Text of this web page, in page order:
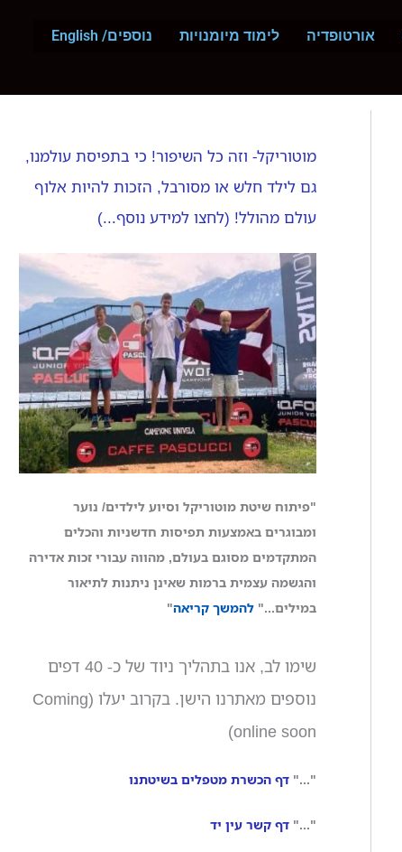
אורטופדיה לימוד מיומנויות נוספים/ English
מוטוריקל- וזה כל השיפור! כי בתפיסת עולמנו,
גם לילד חלש או מסורבל, הזכות להיות אלוף
עולם מהולל! (לחצו למידע נוסף...)
"פיתוח שיטת מוטוריקל וסיוע לילדים/ נוער
ומבוגרים באמצעות תפיסות חדשניות והכלים
המתקדמים מסוגם בעולם, מהווה עבורי זכות אדירה
והגשמה עצמית ברמות שאינן ניתנות לתיאור
במילים..." להמשך קריאה"
שימו לב, אנו בתהליך ניוד של כ- 40 דפים
נוספים מאתרנו הישן. בקרוב יעלו (Coming
online soon)
"..." דף הכשרת מטפלים בשיטתנו
"..." דף קשר עין יד
פ